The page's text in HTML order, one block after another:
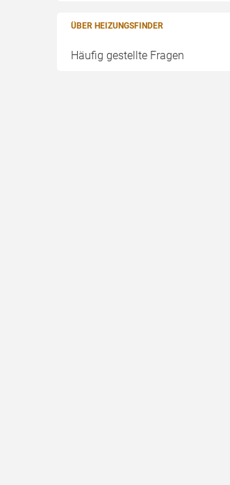
ÜBER HEIZUNGSFINDER
Häufig gestellte Fragen